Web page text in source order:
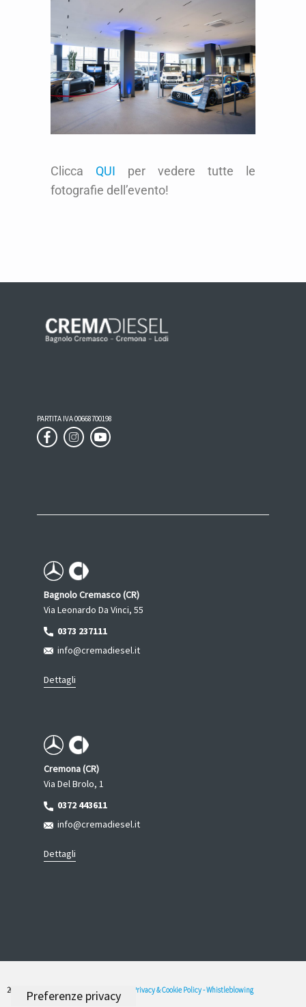
Clicca QUI per vedere tutte le
fotografie dell’evento!
PARTITA IVA 00668700198
Bagnolo Cremasco (CR)
Via Leonardo Da Vinci, 55
0373 237111
info@cremadiesel.it
Dettagli
Cremona (CR)
Via Del Brolo, 1
0372 443611
info@cremadiesel.it
Dettagli
2022 © Crema Diesel. All Rights Reserved - Privacy & Cookie Policy -Whistleblowing